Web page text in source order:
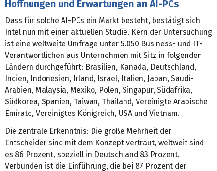
Hoffnungen und Erwartungen an AI-PCs
Dass für solche AI-PCs ein Markt besteht, bestätigt sich
Intel nun mit einer aktuellen Studie. Kern der Untersuchung
ist eine weltweite Umfrage unter 5.050 Business- und IT-
Verantwortlichen aus Unternehmen mit Sitz in folgenden
Ländern durchgeführt: Brasilien, Kanada, Deutschland,
Indien, Indonesien, Irland, Israel, Italien, Japan, Saudi-
Arabien, Malaysia, Mexiko, Polen, Singapur, Südafrika,
Südkorea, Spanien, Taiwan, Thailand, Vereinigte Arabische
Emirate, Vereinigtes Königreich, USA und Vietnam.
Die zentrale Erkenntnis: Die große Mehrheit der
Entscheider sind mit dem Konzept vertraut, weltweit sind
es 86 Prozent, speziell in Deutschland 83 Prozent.
Verbunden ist die Einführung, die bei 87 Prozent der